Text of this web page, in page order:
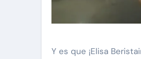
Y es que ¡Elisa